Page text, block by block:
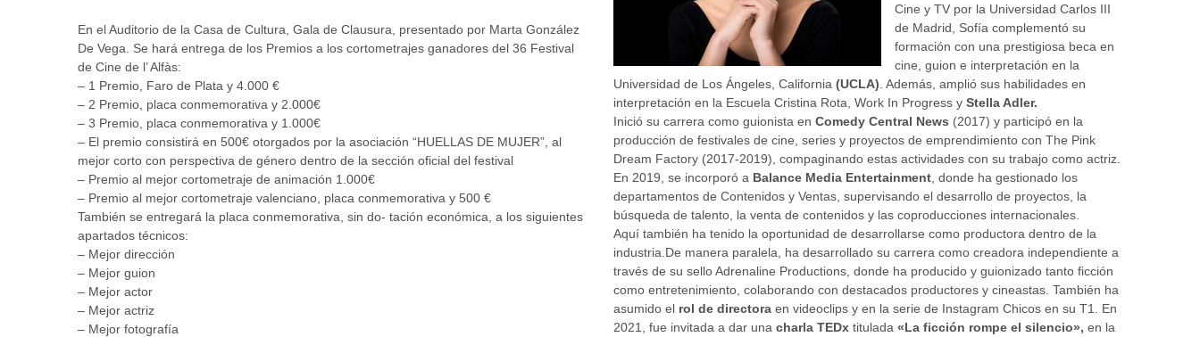
En el Auditorio de la Casa de Cultura, Gala de Clausura, presentado por Marta González
De Vega. Se hará entrega de los Premios a los cortometrajes ganadores del 36 Festival
de Cine de l’ Alfàs:
– 1 Premio, Faro de Plata y 4.000 €
– 2 Premio, placa conmemorativa y 2.000€
– 3 Premio, placa conmemorativa y 1.000€
– El premio consistirá en 500€ otorgados por la asociación “HUELLAS DE MUJER”, al
mejor corto con perspectiva de género dentro de la sección oficial del festival
– Premio al mejor cortometraje de animación 1.000€
– Premio al mejor cortometraje valenciano, placa conmemorativa y 500 €
También se entregará la placa conmemorativa, sin do- tación económica, a los siguientes
apartados técnicos:
– Mejor dirección
– Mejor guion
– Mejor actor
– Mejor actriz
– Mejor fotografía
Cine y TV por la Universidad Carlos III
de Madrid, Sofía complementó su
formación con una prestigiosa beca en
cine, guion e interpretación en la
Universidad de Los Ángeles, California (UCLA) . Además, amplió sus habilidades en
interpretación en la Escuela Cristina Rota, Work In Progress y Stella Adler.
Inició su carrera como guionista en Comedy Central News (2017) y participó en la
producción de festivales de cine, series y proyectos de emprendimiento con The Pink
Dream Factory (2017-2019), compaginando estas actividades con su trabajo como actriz.
En 2019, se incorporó a Balance Media Entertainment , donde ha gestionado los
departamentos de Contenidos y Ventas, supervisando el desarrollo de proyectos, la
búsqueda de talento, la venta de contenidos y las coproducciones internacionales.
Aquí también ha tenido la oportunidad de desarrollarse como productora dentro de la
industria.De manera paralela, ha desarrollado su carrera como creadora independiente a
través de su sello Adrenaline Productions, donde ha producido y guionizado tanto ficción
como entretenimiento, colaborando con destacados productores y cineastas. También ha
asumido el rol de directora en videoclips y en la serie de Instagram Chicos en su T1. En
2021, fue invitada a dar una charla TEDx titulada «La ficción rompe el silencio», en la